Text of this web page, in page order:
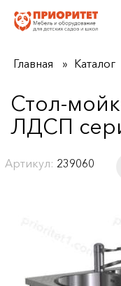
Главная Каталог
Стол-
ЛДСП
Артикул: 239060